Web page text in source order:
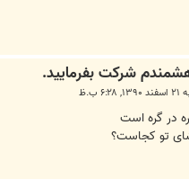
ب.ظ
در گره است
تو کجاست؟